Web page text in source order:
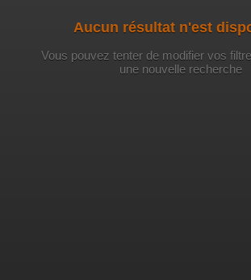
Aucun résultat n'est
Vous pouvez tenter de modifier vos
une nouvelle recherche